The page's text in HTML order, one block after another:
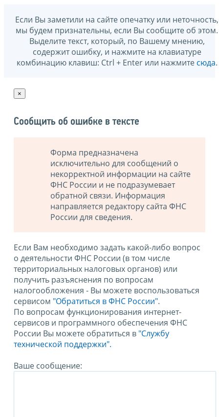
Если Вы заметили на сайте опечатку или неточность,
мы будем признательны, если Вы сообщите об этом.
Выделите текст, который, по Вашему мнению,
содержит ошибку, и нажмите на клавиатуре
комбинацию клавиш: Ctrl + Enter или нажмите сюда.
×
Сообщить об ошибке в тексте
Форма предназначена
исключительно для сообщений о
некорректной информации на сайте
ФНС России и не подразумевает
обратной связи. Информация
направляется редактору сайта ФНС
России для сведения.
Если Вам необходимо задать какой-либо вопрос
о деятельности ФНС России (в том числе
территориальных налоговых органов) или
получить разъяснения по вопросам
налогообложения - Вы можете воспользоваться
сервисом "Обратиться в ФНС России".
По вопросам функционирования интернет-
сервисов и программного обеспечения ФНС
России Вы можете обратиться в "Службу
технической поддержки".
Ваше сообщение: